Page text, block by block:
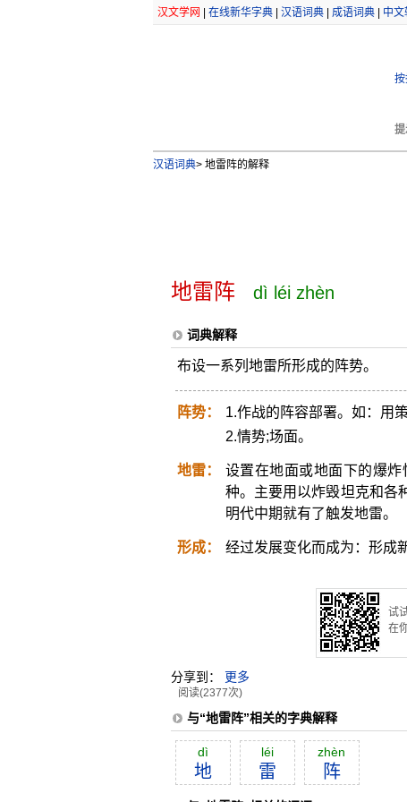
汉文学网 在线新华字典| 汉语词典| 成语词典| 中文
按
提
汉语词典>地雷阵的解释
地雷阵 dì léi zhèn
词典解释
布设一系列地雷所形成的阵势。
阵势：
1.作战的阵容部署。如：用
2.情势;场面。
地雷：
设置在地面或地面下的爆
种。主要用以炸毁坦克和各
明代中期就有了触发地雷。
形成： 经过发展变化而成为：形成
试
在
分享到： 更多
阅读(2377次)
与“地雷阵”相关的字典解释
dì
地
léi
雷
zhèn
阵